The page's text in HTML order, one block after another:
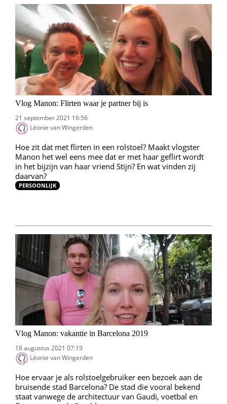
Vlog Manon: Flirten waar je partner bij is
21 september 2021 16:56
Léonie van Wingerden
Hoe zit dat met flirten in een rolstoel? Maakt vlogster
Manon het wel eens mee dat er met haar geflirt wordt
in het bijzijn van haar vriend Stijn? En wat vinden zij
daarvan?
PERSOONLIJK
Vlog Manon: vakantie in Barcelona 2019
18 augustus 2021 07:19
Léonie van Wingerden
Hoe ervaar je als rolstoelgebruiker een bezoek aan de
bruisende stad Barcelona? De stad die vooral bekend
staat vanwege de architectuur van Gaudi, voetbal en